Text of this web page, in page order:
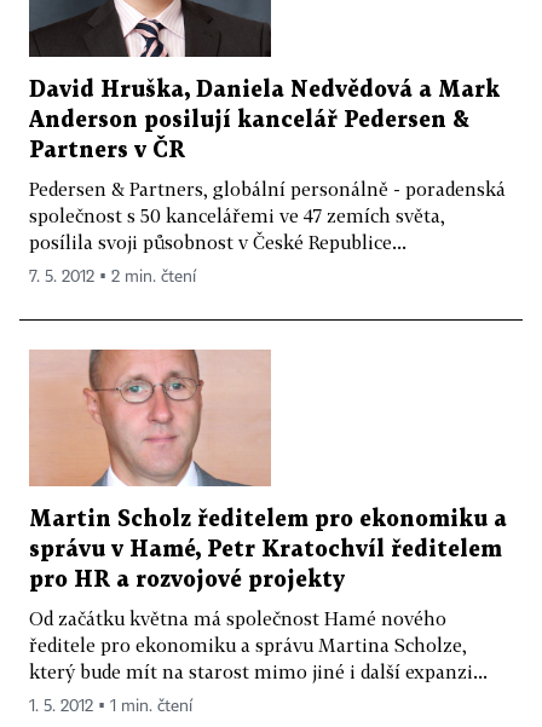
David Hruška, Daniela Nedvědová a Mark
Anderson posilují kancelář Pedersen &
Partners v ČR
Pedersen & Partners, globální personálně - poradenská
společnost s 50 kancelářemi ve 47 zemích světa,
posílila svoji působnost v České Republice...
7. 5. 2012 ▪ 2 min. čtení
Martin Scholz ředitelem pro ekonomiku a
správu v Hamé, Petr Kratochvíl ředitelem
pro HR a rozvojové projekty
Od začátku května má společnost Hamé nového
ředitele pro ekonomiku a správu Martina Scholze,
který bude mít na starost mimo jiné i další expanzi...
1. 5. 2012 ▪ 1 min. čtení